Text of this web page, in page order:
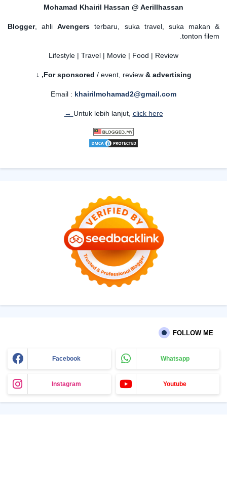
Mohamad Khairil Hassan @ Aerillhassan
Blogger, ahliAvengers terbaru, suka travel, suka makan &
tonton filem.
Lifestyle | Travel | Movie | Food | Review
For sponsored / event, review & advertising,
↓
Email : khairilmohamad2@gmail.com
Untuk lebih lanjut, click here →
FOLLOW ME
Facebook Whatsapp
Instagram Youtube